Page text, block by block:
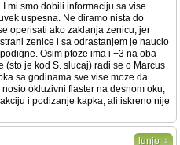
mi smo dobili informaciju sa vise
uspesna. Ne diramo nista do
operisati ako zaklanja zenicu, jer
zenice i sa odrastanjem je naucio
Osim ptoze ima i +3 na oba
(sto je kod S. slucaj) radi se o Marcus
sa godinama sve vise moze da
okluzivni flaster na desnom oku,
i podizanje kapka, ali iskreno nije
lunjo ↓